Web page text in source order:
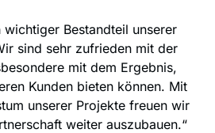
wichtiger Bestandteil unserer
sind sehr zufrieden mit der
mit dem Ergebnis,
Kunden bieten können. Mit
unserer Projekte freuen wir
weiter auszubauen.“